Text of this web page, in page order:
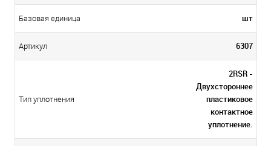
Базовая единица шт
Артикул 6307
Тип уплотнения
2RSR -
Двухстороннее
пластиковое
контактное
уплотнение.